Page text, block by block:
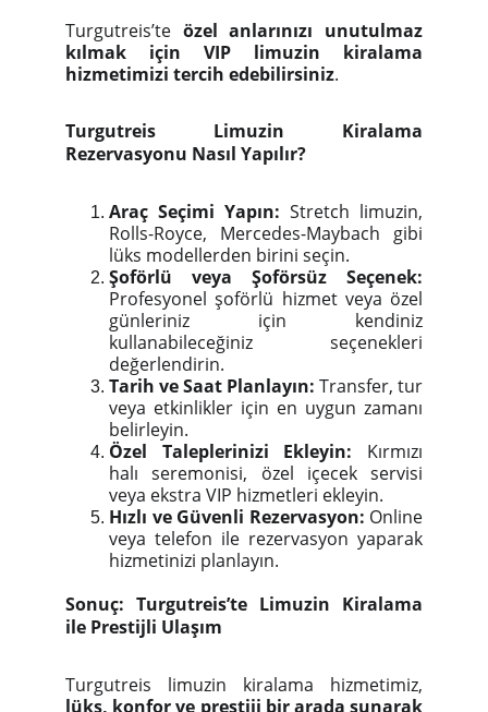
Turgutreis’te özel anlarınızı unutulmaz
kılmak için VIP limuzin kiralama
hizmetimizi tercih edebilirsiniz.
Turgutreis Limuzin Kiralama
Rezervasyonu Nasıl Yapılır?
Araç Seçimi Yapın: Stretch limuzin,
Rolls-Royce, Mercedes-Maybach gibi
lüks modellerden birini seçin.
Şoförlü veya Şoförsüz Seçenek:
Profesyonel şoförlü hizmet veya özel
günleriniz için kendiniz
kullanabileceğiniz seçenekleri
değerlendirin.
Tarih ve Saat Planlayın: Transfer, tur
veya etkinlikler için en uygun zamanı
belirleyin.
Özel Taleplerinizi Ekleyin: Kırmızı
halı seremonisi, özel içecek servisi
veya ekstra VIP hizmetleri ekleyin.
Hızlı ve Güvenli Rezervasyon: Online
veya telefon ile rezervasyon yaparak
hizmetinizi planlayın.
Sonuç: Turgutreis’te Limuzin Kiralama
ile Prestijli Ulaşım
Turgutreis limuzin kiralama hizmetimiz,
lüks, konfor ve prestiji bir arada sunarak